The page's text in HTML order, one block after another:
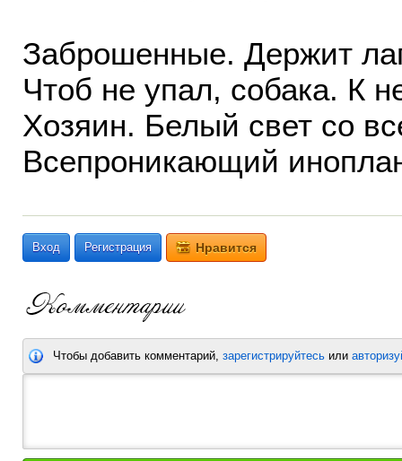
Заброшенные. Держит
Чтоб не упал, собака. К
Хозяин. Белый свет со
Всепроникающий
Вход Регистрация Нравится
Чтобы добавить комментарий, зарегистрируйтесь или